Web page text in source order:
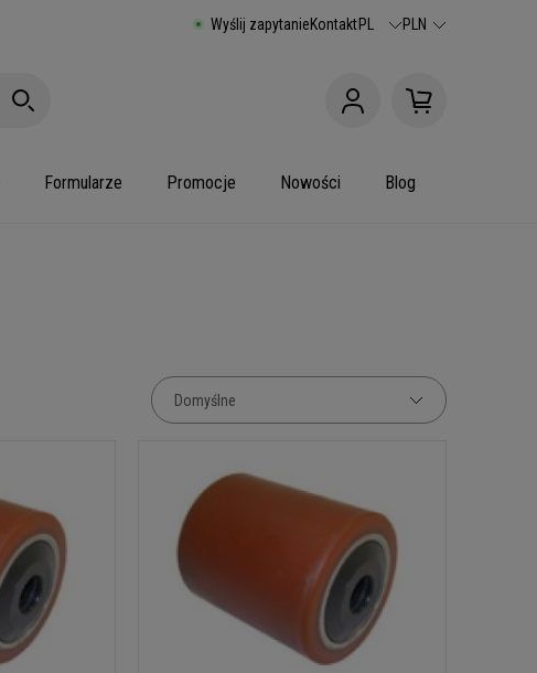
Wyślij zapytanieKontaktPL PLN
Formularze Promocje Nowości Blog